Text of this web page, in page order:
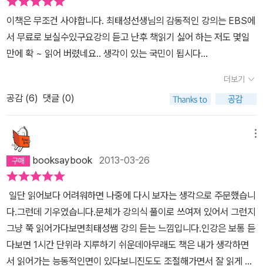
이책은 무조건 사야합니다. 최태성선생님의 감동적인 강의는 EBS에
서 무료로 보실수있구요강의 듣고 난후 책읽기 싫어 하는 저도 몇일
만에 확 ~ 읽어 버렸네요.. 생각이 있는 국민이 됩시다...
더보기
공감 (6) 댓글 (0)
booksaybook 2013-03-26
일단 읽어보다 어려워하면 나중에 다시 보자는 생각으로 주문했습니
다.그런데 기우였습니다.문체가 강의식 풀이로 쓰여져 있어서 그런지
그냥 쭉 읽어가다보면최태성쌤 강의 듣는 느낌입니다.인강은 보통 듣
다보면 1시간 단위라 지루하기 쉬운데아무래도 책은 내가 생각하면
서 읽어가는 능동적인면이 있다보니진도도 조절해가면서 잘 읽게 되